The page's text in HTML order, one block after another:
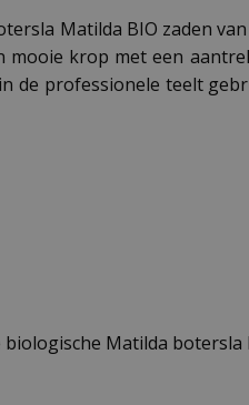
Matilda BIO zaden
krop met een
de professionele teelt
Matilda